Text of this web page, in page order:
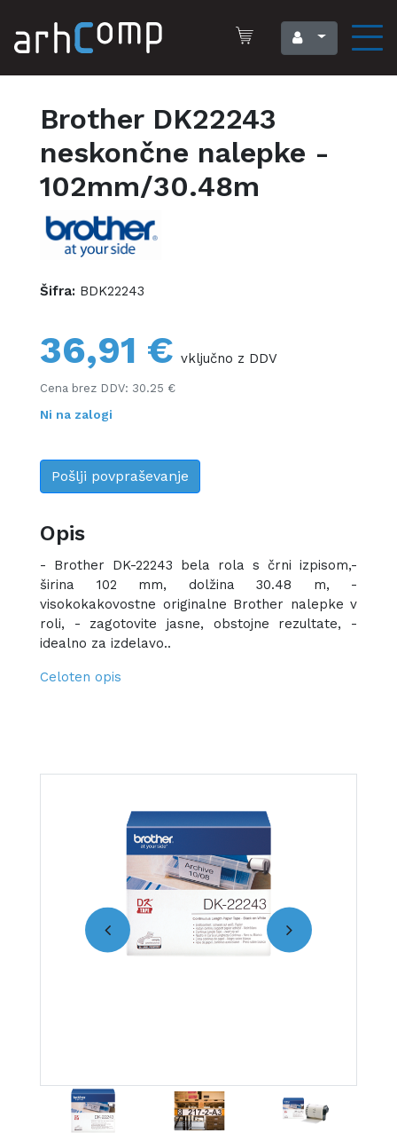
Brother DK22243
neskončne nalepke -
102mm/30.48m
Šifra: BDK22243
36,91 € vključno z DDV
Cena brez DDV: 30.25 €
Ni na zalogi
Pošlji povpraševanje
Opis
- Brother DK-22243 bela rola s črni izpisom,-
širina 102 mm, dolžina 30.48 m, -
visokokakovostne originalne Brother nalepke v
roli, - zagotovite jasne, obstojne rezultate, -
idealno za izdelavo..
Celoten opis